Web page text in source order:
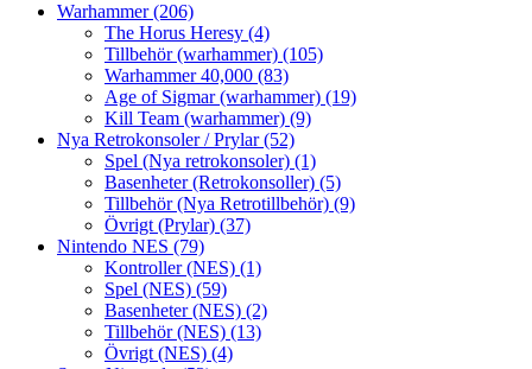
Warhammer(206)
The Horus Heresy (4)
Tillbehör (warhammer) (105)
Warhammer 40,000 (83)
Age of Sigmar (warhammer) (19)
Kill Team (warhammer) (9)
Nya Retrokonsoler / Prylar(52)
Spel (Nya retrokonsoler) (1)
Basenheter (Retrokonsoller) (5)
Tillbehör (Nya Retrotillbehör) (9)
Övrigt (Prylar) (37)
Nintendo NES (79)
Kontroller (NES) (1)
Spel (NES) (59)
Basenheter (NES) (2)
Tillbehör (NES) (13)
Övrigt (NES) (4)